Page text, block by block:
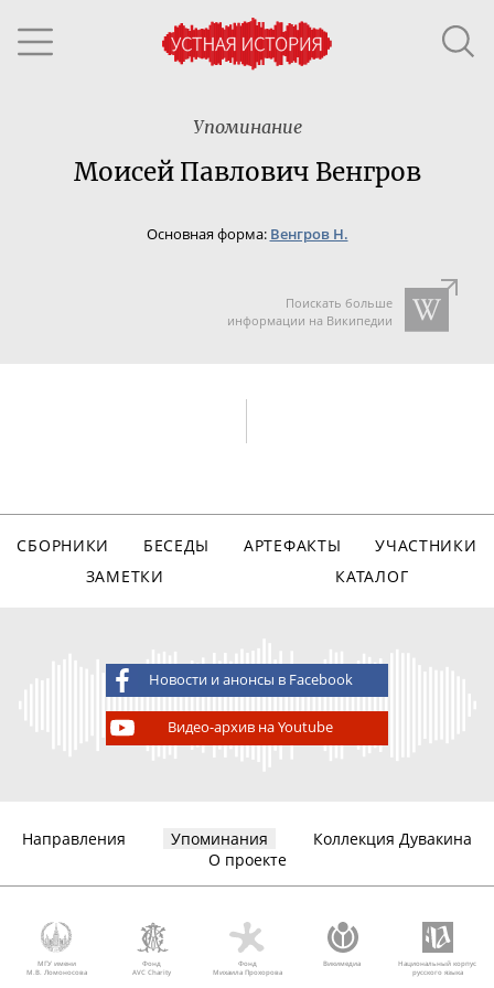
Упоминание
Моисей Павлович Венгров
Основная форма: Венгров Н.
Поискать больше
информации на Википедии
СБОРНИКИ БЕСЕДЫ АРТЕФАКТЫ
УЧАСТНИКИ
ЗАМЕТКИ
КАТАЛОГ
Новости и анонсы в Facebook
Видео-архив на Youtube
Направления Упоминания
Коллекция Дувакина
О проекте
МГУ имени
М.В. Ломоносова
Фонд
AVC Charity
Фонд
Михаила Прохорова
Викимедиа
Национальный корпус
русского языка